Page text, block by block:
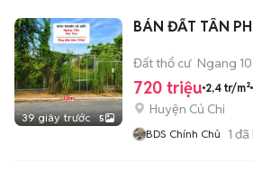
39 giây trước 5
BÁN ĐẤT TÂN
Đất thổ cư Ngang
720 triệu 2,4 tr/m²
Huyện Củ Chi
BDS Chính Chủ 1 đã